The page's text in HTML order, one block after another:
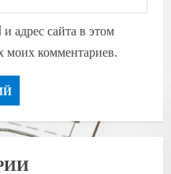
адрес сайта в этом
моих комментариев.